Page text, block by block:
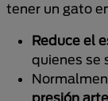
tener un gato
Reduce el
quienes se
presión